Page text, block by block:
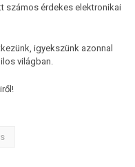
számos érdekes elektronikai
igyekszünk azonnal
világban.